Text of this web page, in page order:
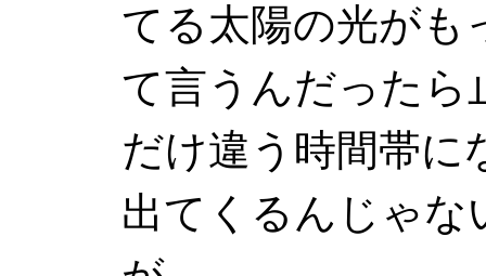
てる太陽の光が
て言うんだったら
だけ違う時間帯に
出てくるんじゃな